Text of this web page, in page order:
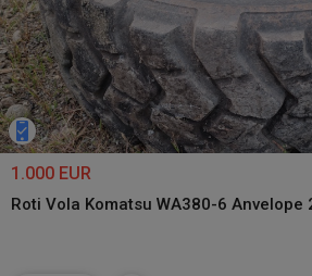
1.000 EUR
Roti Vola Komatsu WA380-6 Anvelope